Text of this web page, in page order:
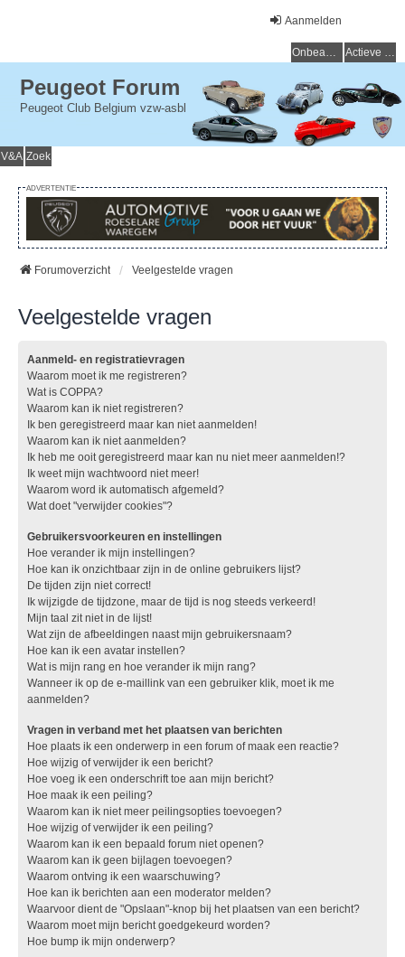
Aanmelden
Onbeantwoorde onderwerpen Actieve onderwerpen
Peugeot Forum
Peugeot Club Belgium vzw-asbl
V&A Zoek
ADVERTENTIE
Forumoverzicht Veelgestelde vragen
Veelgestelde vragen
Aanmeld- en registratievragen
Waarom moet ik me registreren?
Wat is COPPA?
Waarom kan ik niet registreren?
Ik ben geregistreerd maar kan niet aanmelden!
Waarom kan ik niet aanmelden?
Ik heb me ooit geregistreerd maar kan nu niet meer aanmelden!?
Ik weet mijn wachtwoord niet meer!
Waarom word ik automatisch afgemeld?
Wat doet "verwijder cookies"?
Gebruikersvoorkeuren en instellingen
Hoe verander ik mijn instellingen?
Hoe kan ik onzichtbaar zijn in de online gebruikers lijst?
De tijden zijn niet correct!
Ik wijzigde de tijdzone, maar de tijd is nog steeds verkeerd!
Mijn taal zit niet in de lijst!
Wat zijn de afbeeldingen naast mijn gebruikersnaam?
Hoe kan ik een avatar instellen?
Wat is mijn rang en hoe verander ik mijn rang?
Wanneer ik op de e-maillink van een gebruiker klik, moet ik me
aanmelden?
Vragen in verband met het plaatsen van berichten
Hoe plaats ik een onderwerp in een forum of maak een reactie?
Hoe wijzig of verwijder ik een bericht?
Hoe voeg ik een onderschrift toe aan mijn bericht?
Hoe maak ik een peiling?
Waarom kan ik niet meer peilingsopties toevoegen?
Hoe wijzig of verwijder ik een peiling?
Waarom kan ik een bepaald forum niet openen?
Waarom kan ik geen bijlagen toevoegen?
Waarom ontving ik een waarschuwing?
Hoe kan ik berichten aan een moderator melden?
Waarvoor dient de "Opslaan"-knop bij het plaatsen van een bericht?
Waarom moet mijn bericht goedgekeurd worden?
Hoe bump ik mijn onderwerp?